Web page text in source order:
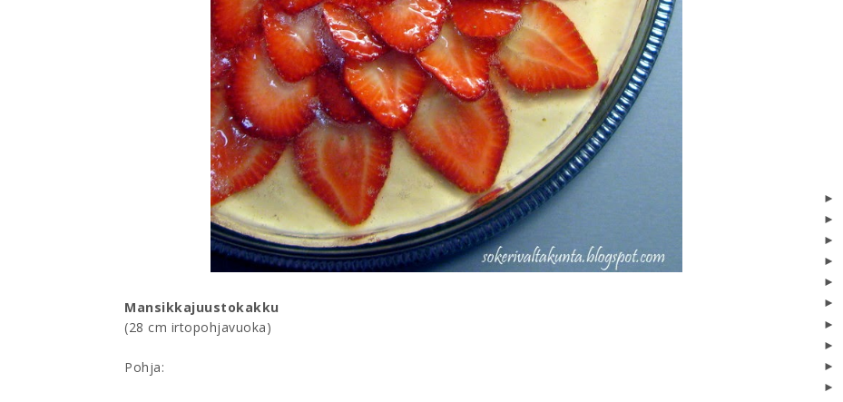
Mansikkajuustokakku
(28 cm irtopohjavuoka)
Pohja:
►
►
►
►
►
►
►
►
►
►